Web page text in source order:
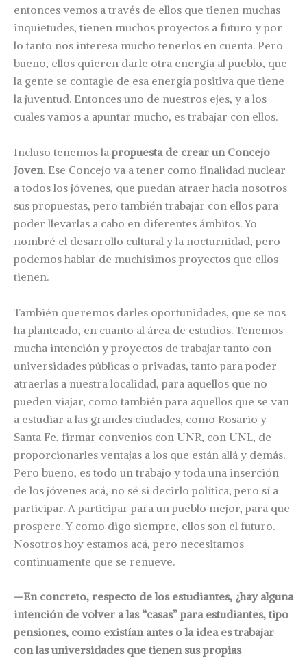
entonces vemos a través de ellos que tienen muchas
inquietudes, tienen muchos proyectos a futuro y por
lo tanto nos interesa mucho tenerlos en cuenta. Pero
bueno, ellos quieren darle otra energía al pueblo, que
la gente se contagie de esa energía positiva que tiene
la juventud. Entonces uno de nuestros ejes, y a los
cuales vamos a apuntar mucho, es trabajar con ellos.
Incluso tenemos lapropuesta de crear un Concejo
Joven. Ese Concejo va a tener como finalidad nuclear
a todos los jóvenes, que puedan atraer hacia nosotros
sus propuestas, pero también trabajar con ellos para
poder llevarlas a cabo en diferentes ámbitos. Yo
nombré el desarrollo cultural y la nocturnidad, pero
podemos hablar de muchísimos proyectos que ellos
tienen.
También queremos darles oportunidades, que se nos
ha planteado, en cuanto al área de estudios. Tenemos
mucha intención y proyectos de trabajar tanto con
universidades públicas o privadas, tanto para poder
atraerlas a nuestra localidad, para aquellos que no
pueden viajar, como también para aquellos que se van
a estudiar a las grandes ciudades, como Rosario y
Santa Fe, firmar convenios con UNR, con UNL, de
proporcionarles ventajas a los que están allá y demás.
Pero bueno, es todo un trabajo y toda una inserción
de los jóvenes acá, no sé si decirlo política, pero sí a
participar. A participar para un pueblo mejor, para que
prospere. Y como digo siempre, ellos son el futuro.
Nosotros hoy estamos acá, pero necesitamos
continuamente que se renueve.
—En concreto, respecto de los estudiantes, ¿hay alguna
intención de volver a las “casas” para estudiantes, tipo
pensiones, como existían antes o la idea es trabajar
con las universidades que tienen sus propias